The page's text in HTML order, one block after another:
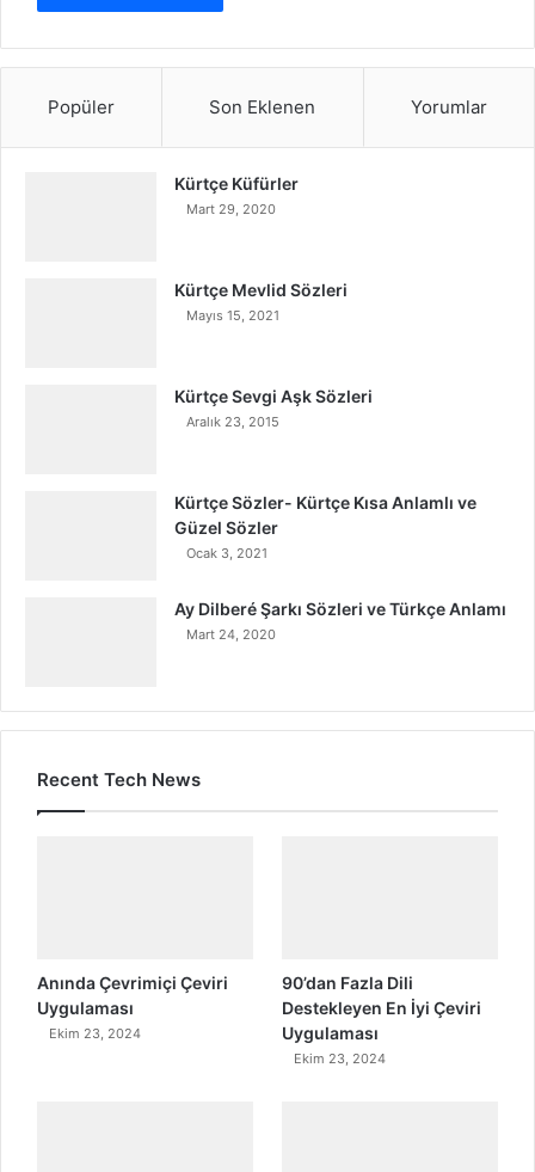
Popüler Son Eklenen Yorumlar
Kürtçe Küfürler
Mart 29, 2020
Kürtçe Mevlid Sözleri
Mayıs 15, 2021
Kürtçe Sevgi Aşk Sözleri
Aralık 23, 2015
Kürtçe Sözler- Kürtçe Kısa Anlamlı ve
Güzel Sözler
Ocak 3, 2021
Ay Dilberé Şarkı Sözleri ve Türkçe Anlamı
Mart 24, 2020
Recent Tech News
Anında Çevrimiçi Çeviri
Uygulaması
Ekim 23, 2024
90’dan Fazla Dili
Destekleyen En İyi Çeviri
Uygulaması
Ekim 23, 2024